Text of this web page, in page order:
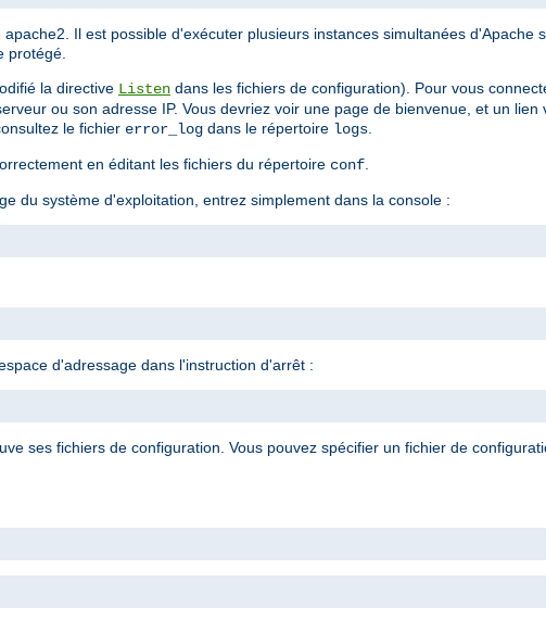
Il est possible d'exécuter plusieurs instances simultanées d'Apache
protégé.
la directive Listen dans les fichiers de configuration). Pour vous
ou son adresse IP. Vous devriez voir une page de bienvenue, et un lien
le fichier error_log dans le répertoire logs
en éditant les fichiers du répertoire conf
du système d'exploitation, entrez simplement dans la console :
d'adressage dans l'instruction d'arrêt :
ses fichiers de configuration. Vous pouvez spécifier un fichier de